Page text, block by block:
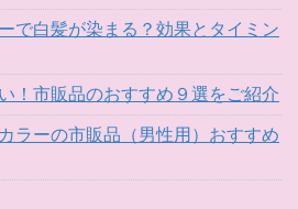
で白髪が染まる？効果とタイミン
！市販品のおすすめ９選をご紹介
ラーの市販品（男性用）おすすめ